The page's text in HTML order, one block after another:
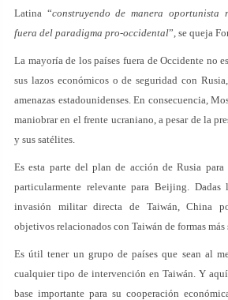
Latina “construyendo de manera oportunista
fuera del paradigma pro-occidental”, se queja
La mayoría de los países fuera de Occidente no
sus lazos económicos o de seguridad con
amenazas estadounidenses. En consecuencia,
maniobrar en el frente ucraniano, a pesar de la
y sus satélites.
Es esta parte del plan de acción de Rusia
particularmente relevante para Beijing.
invasión militar directa de Taiwán, China
objetivos relacionados con Taiwán de formas más
Es útil tener un grupo de países que sean al
cualquier tipo de intervención en Taiwán. Y
base importante para su cooperación